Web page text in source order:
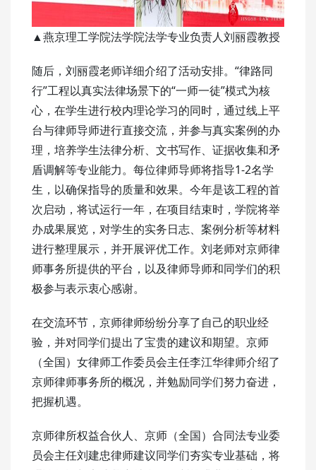
▲燕京理工学院法学院法学专业负责人刘丽霞教授
随后，刘丽霞老师详细介绍了活动安排。“律路同
行”工程以真实法律场景下的“一师一徒”模式为核
心，在学生进行校内理论学习的同时，通过线上平
台与律师导师进行直接交流，并参与真实案例的办
理，培养学生法律分析、文书写作、证据收集和矛
盾调解等专业能力。每位律师导师将指导1-2名学
生，以确保指导的质量和效果。今年是该工程的首
次启动，将试运行一年，在项目结束时，学院将举
办成果展览，对学生的实务日志、案例分析等材料
进行整理展示，并开展评优工作。刘老师对京师律
师事务所提供的平台，以及律师导师和同学们的积
极参与表示衷心感谢。
在交流环节，京师律师纷纷分享了自己的职业经
验，并对同学们提出了宝贵的建议和期望。京师
（全国）女律师工作委员会主任李江华律师介绍了
京师律师事务所的概况，并勉励同学们努力奋进，
把握机遇。
京师律所权益合伙人、京师（全国）合同法专业委
员会主任刘建忠律师建议同学们夯实专业基础，将